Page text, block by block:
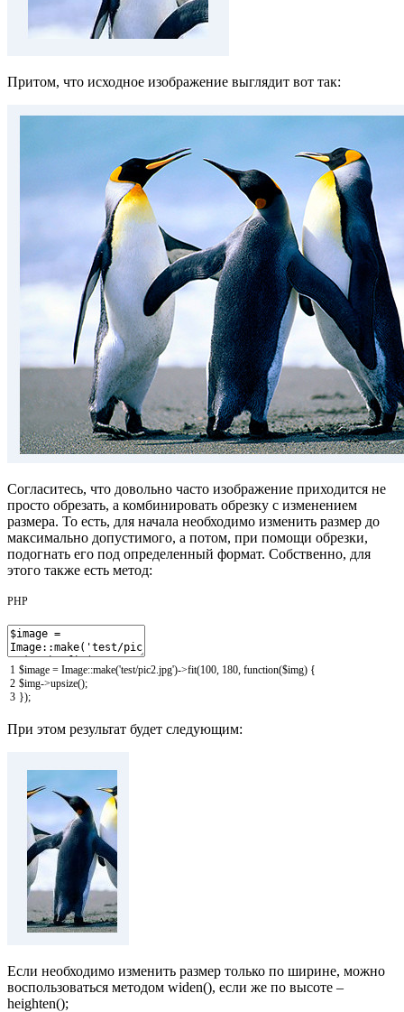
Притом, что исходное изображение выглядит вот так:
Согласитесь, что довольно часто изображение приходится не
просто обрезать, а комбинировать обрезку с изменением
размера. То есть, для начала необходимо изменить размер до
максимально допустимого, а потом, при помощи обрезки,
подогнать его под определенный формат. Собственно, для
этого также есть метод:
PHP
1
2
3
$image = Image::make('test/pic2.jpg')->fit(100 180 function($img) {
$img->upsize();
});
При этом результат будет следующим:
Если необходимо изменить размер только по ширине, можно
воспользоваться методом widen(), если же по высоте –
heighten();